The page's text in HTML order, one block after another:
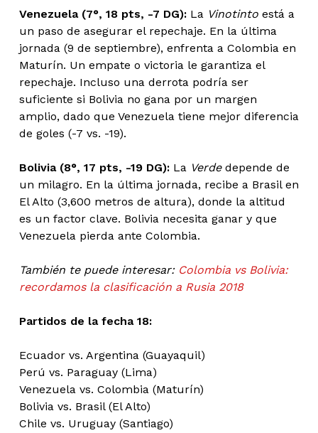
Venezuela (7°, 18 pts, -7 DG):La Vinotintoestá a
un paso de asegurar el repechaje. En la última
jornada (9 de septiembre), enfrenta a Colombia en
Maturín. Un empate o victoria le garantiza el
repechaje. Incluso una derrota podría ser
suficiente si Bolivia no gana por un margen
amplio, dado que Venezuela tiene mejor diferencia
de goles (-7 vs. -19).
Bolivia (8°, 17 pts, -19 DG):La Verdedepende de
un milagro. En la última jornada, recibe a Brasil en
El Alto (3,600 metros de altura), donde la altitud
es un factor clave. Bolivia necesita ganar y que
Venezuela pierda ante Colombia.
También te puede interesar: Colombia vs Bolivia:
recordamos la clasificación a Rusia 2018
Partidos de la fecha 18:
Ecuador vs. Argentina (Guayaquil)
Perú vs. Paraguay (Lima)
Venezuela vs. Colombia (Maturín)
Bolivia vs. Brasil (El Alto)
Chile vs. Uruguay (Santiago)